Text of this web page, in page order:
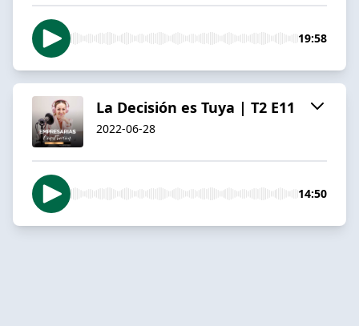
19:58
La Decisión es Tuya | T2 E11
2022-06-28
14:50